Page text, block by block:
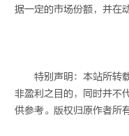
据一定的市场份额，并在
特别声明：本站所转
非盈利之目的，同时并不
供参考。版权归原作者所